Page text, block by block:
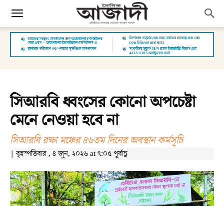
সিআরবি ধ্বংসের কোনো অপচেষ্টা
মেনে নেওয়া হবে না
সিআরবি রক্ষা মঞ্চের ৪৬তম দিনের অবস্থান কর্মসূচি
| বৃহস্পতিবার , ৪ জুন, ২০২৬ at ৭:০৫ পূর্বাহ্ণ